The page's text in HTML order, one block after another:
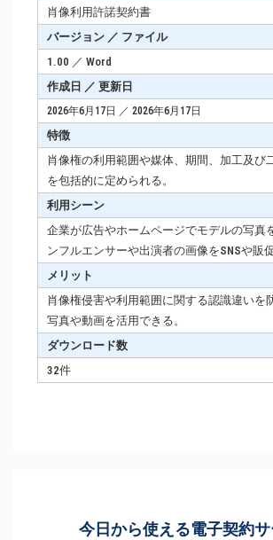
肖像利用許諾契約書
バージョン ／ ファイル
1.00 ／ Word
作成日 ／ 更新日
2026年6月17日 ／ 2026年6月17日
特徴
肖像権の利用範囲や媒体、期間、加工及び
を包括的に定められる。
利用シーン
企業が広告やホームページでモデルの写真
ンフルエンサーや出演者の画像をSNSや販
メリット
肖像権侵害や利用範囲に関する認識違いを
写真や動画を活用できる。
ダウンロード数
32件
今日から使える電子契約